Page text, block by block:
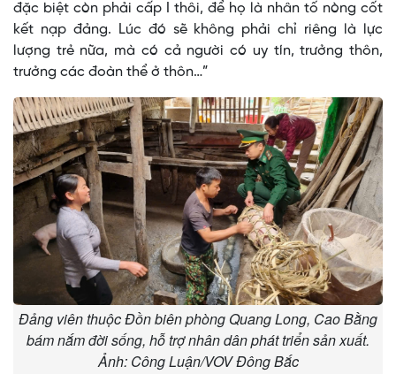
đặc biệt còn phải cấp I thôi, để họ là nhân tố nòng cốt
kết nạp đảng. Lúc đó sẽ không phải chỉ riêng là lực
lượng trẻ nữa, mà có cả người có uy tín, trưởng thôn,
trưởng các đoàn thể ở thôn…”
Đảng viên thuộc Đồn biên phòng Quang Long, Cao Bằng
bám nắm đời sống, hỗ trợ nhân dân phát triển sản xuất.
Ảnh: Công Luận/VOV Đông Bắc